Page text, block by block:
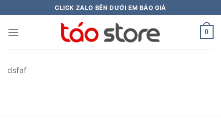
to
content
CLICK ZALO BÊN DƯỚI EM BÁO GIÁ
0
dsfaf